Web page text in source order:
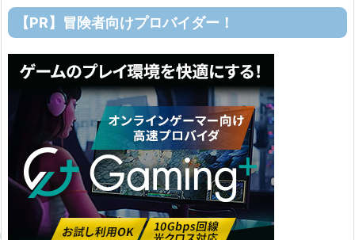
【PR】冒険者向けプロバイダー！